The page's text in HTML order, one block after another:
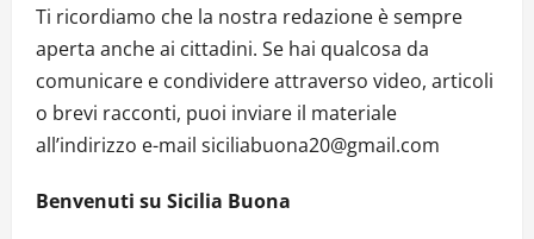
Ti ricordiamo che la nostra redazione è sempre
aperta anche ai cittadini. Se hai qualcosa da
comunicare e condividere attraverso video, articoli
o brevi racconti, puoi inviare il materiale
all’indirizzo e-mail siciliabuona20@gmail.com
Benvenuti su Sicilia Buona